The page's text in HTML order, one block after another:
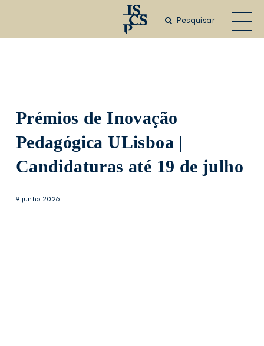
Pesquisar
Prémios de Inovação
Pedagógica ULisboa |
Candidaturas até 19 de julho
9 junho 2026